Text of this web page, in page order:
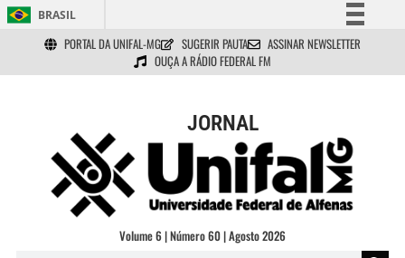
BRASIL
Simplifique!
Comunica BR
Acesso à informação
Legislação
Canais
PORTAL DA UNIFAL-MG SUGERIR PAUTA
ASSINAR NEWSLETTER
OUÇA A RÁDIO FEDERAL FM
JORNAL
Volume 6 | Número 60 | Agosto 2026